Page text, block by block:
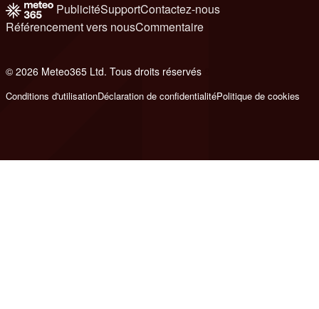
PublicitéSupportContactez-nous
Référencement vers nousCommentaire
© 2026 Meteo365 Ltd. Tous droits réservés
Conditions d'utilisationDéclaration de confidentialitéPolitique de cookies